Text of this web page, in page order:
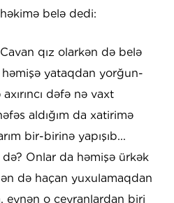
belə dedi:
qız olarkən də belə
yataqdan yorğun-
dəfə nə vaxt
aldığım da xatirimə
bir-birinə yapışıb...
Onlar da həmişə ürkək
də haçan yuxulamaqdan
eynən o ceyranlardan biri